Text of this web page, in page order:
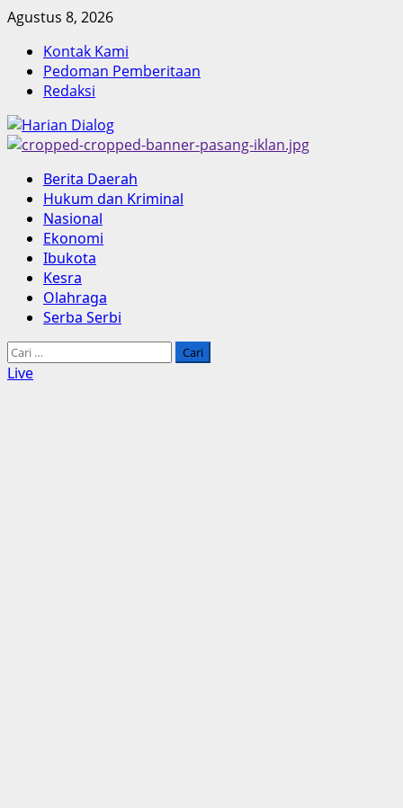
Skip
content
Agustus 8, 2026
Kontak Kami
Pedoman Pemberitaan
Redaksi
Primary
Menu
Berita Daerah
Hukum dan Kriminal
Nasional
Ekonomi
Ibukota
Kesra
Olahraga
Serba Serbi
Cari
untuk:
Live